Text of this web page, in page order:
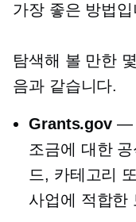
가장 좋은 방법입
탐색해 볼 만한
음과 같습니다.
Grants.gov —
조금에 대한
드, 카테고리
사업에 적합한